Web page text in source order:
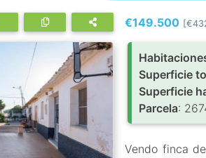
€149.500
Superficie
Superficie
Parcela:
Vendo finca